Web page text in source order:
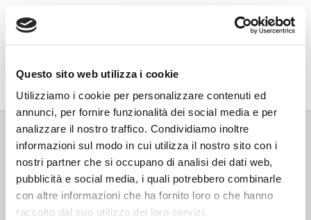
Questo sito web utilizza i cookie
Utilizziamo i cookie per personalizzare contenuti ed
annunci, per fornire funzionalità dei social media e per
analizzare il nostro traffico. Condividiamo inoltre
informazioni sul modo in cui utilizza il nostro sito con i
nostri partner che si occupano di analisi dei dati web,
pubblicità e social media, i quali potrebbero combinarle
con altre informazioni che ha fornito loro o che hanno
raccolto dal suo utilizzo dei loro servizi.
Associazione Go Wine
Via Vida, 6
12051 Alba (Cn)
tel. +39 0173 364631
Codice SDI: USAL8PV
PEC gowine@legalmail.it
info@gowinet.it